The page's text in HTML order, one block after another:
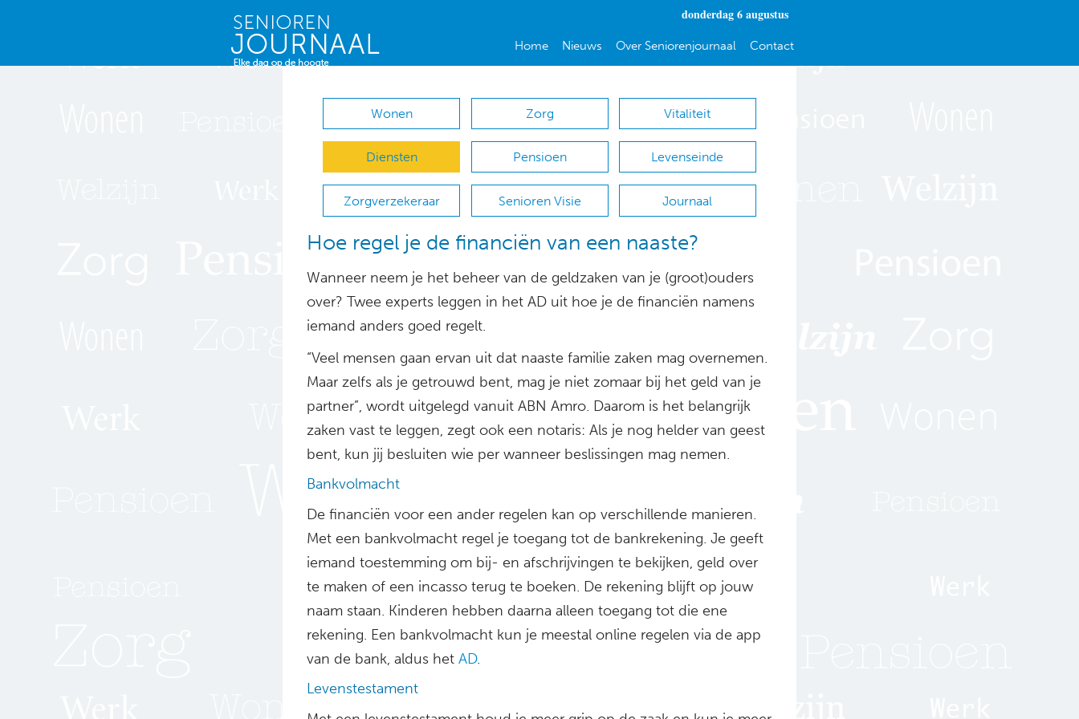
donderdag 6 augustus
Home Nieuws Over Seniorenjournaal Contact
Wonen Zorg Vitaliteit
Diensten Pensioen Levenseinde
Zorgverzekeraar Senioren Visie Journaal
Hoe regel je de financiën van een naaste?
Wanneer neem je het beheer van de geldzaken van je (groot)ouders
over? Twee experts leggen in het AD uit hoe je de financiën namens
iemand anders goed regelt.
“Veel mensen gaan ervan uit dat naaste familie zaken mag overnemen.
Maar zelfs als je getrouwd bent, mag je niet zomaar bij het geld van je
partner”, wordt uitgelegd vanuit ABN Amro. Daarom is het belangrijk
zaken vast te leggen, zegt ook een notaris: Als je nog helder van geest
bent, kun jij besluiten wie per wanneer beslissingen mag nemen.
Bankvolmacht
De financiën voor een ander regelen kan op verschillende manieren.
Met een bankvolmacht regel je toegang tot de bankrekening. Je geeft
iemand toestemming om bij- en afschrijvingen te bekijken, geld over
te maken of een incasso terug te boeken. De rekening blijft op jouw
naam staan. Kinderen hebben daarna alleen toegang tot die ene
rekening. Een bankvolmacht kun je meestal online regelen via de app
van de bank, aldus het AD.
Levenstestament